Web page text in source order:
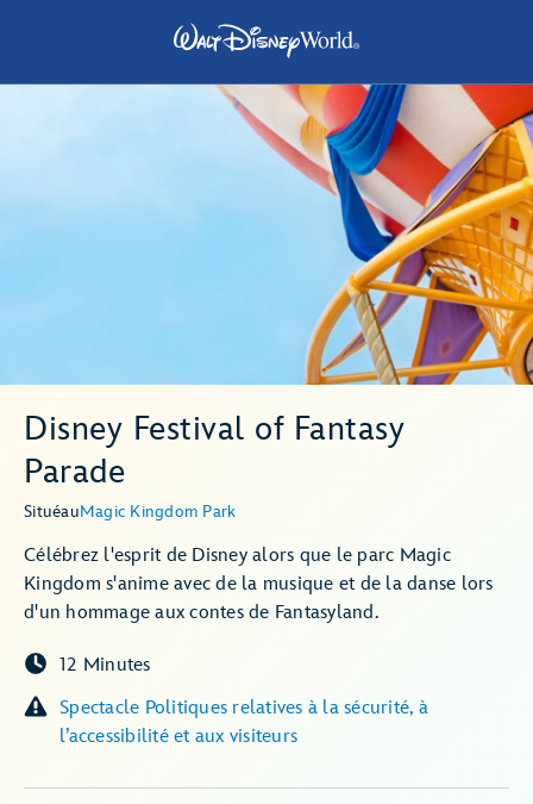
Disney Festival of Fantasy
Parade
SituéauMagic Kingdom Park
Célébrez l'esprit de Disney alors que le parc Magic
Kingdom s'anime avec de la musique et de la danse lors
d'un hommage aux contes de Fantasyland.
12 Minutes
Spectacle Politiques relatives à la sécurité, à
l’accessibilité et aux visiteurs